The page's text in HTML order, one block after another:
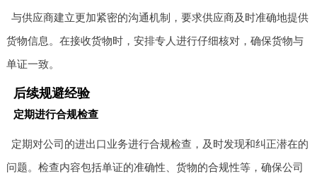
与供应商建立更加紧密的沟通机制，要求供应商及时准确地提供
货物信息。在接收货物时，安排专人进行仔细核对，确保货物与
单证一致。
后续规避经验
定期进行合规检查
定期对公司的进出口业务进行合规检查，及时发现和纠正潜在的
问题。检查内容包括单证的准确性、货物的合规性等，确保公司